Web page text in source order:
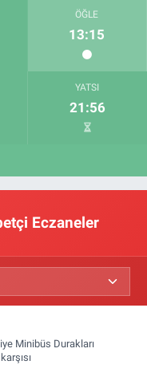
ÖĞLE
13:15
YATSI
21:56
Eczaneler
Minibüs Durakları